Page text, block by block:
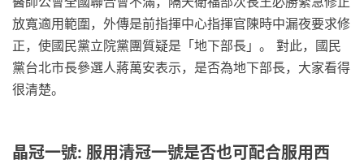
放寬適用範圍，外傳是前指揮中心指揮官陳時中漏夜要求修
正，使國民黨立院黨團質疑是「地下部長」。 對此，國民
黨台北市長參選人蔣萬安表示，是否為地下部長，大家看得
很清楚。
晶冠一號: 服用清冠一號是否也可配合服用西